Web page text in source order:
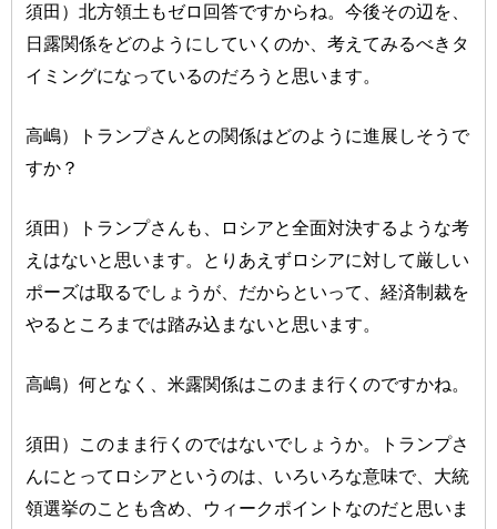
須田）北方領土もゼロ回答ですからね。今後その辺を、
日露関係をどのようにしていくのか、考えてみるべきタ
イミングになっているのだろうと思います。
高嶋）トランプさんとの関係はどのように進展しそうで
すか？
須田）トランプさんも、ロシアと全面対決するような考
えはないと思います。とりあえずロシアに対して厳しい
ポーズは取るでしょうが、だからといって、経済制裁を
やるところまでは踏み込まないと思います。
高嶋）何となく、米露関係はこのまま行くのですかね。
須田）このまま行くのではないでしょうか。トランプさ
んにとってロシアというのは、いろいろな意味で、大統
領選挙のことも含め、ウィークポイントなのだと思いま